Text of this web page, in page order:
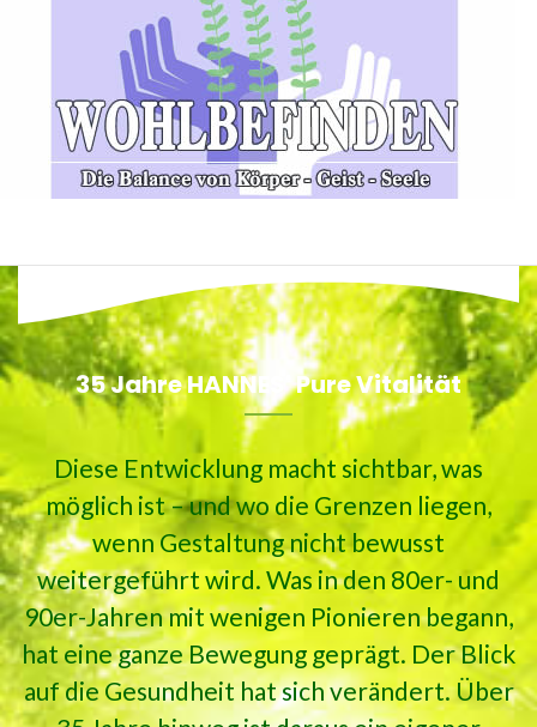
35 Jahre HANNES' Pure Vitalität
Diese Entwicklung macht sichtbar, was
möglich ist – und wo die Grenzen liegen,
wenn Gestaltung nicht bewusst
weitergeführt wird. Was in den 80er- und
90er-Jahren mit wenigen Pionieren begann,
hat eine ganze Bewegung geprägt. Der Blick
auf die Gesundheit hat sich verändert. Über